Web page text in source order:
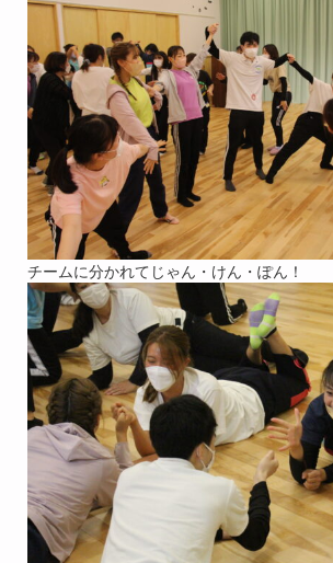
チームに分かれてじゃん・けん・ぽん！